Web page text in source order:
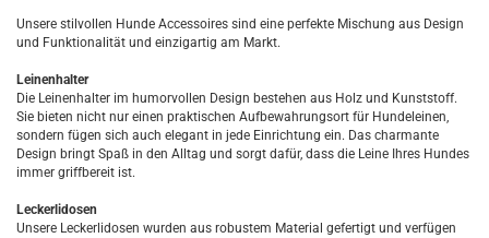
Unsere stilvollen Hunde Accessoires sind eine perfekte Mischung aus Design
und Funktionalität und einzigartig am Markt.
Leinenhalter
Die Leinenhalter im humorvollen Design bestehen aus Holz und Kunststoff.
Sie bieten nicht nur einen praktischen Aufbewahrungsort für Hundeleinen,
sondern fügen sich auch elegant in jede Einrichtung ein. Das charmante
Design bringt Spaß in den Alltag und sorgt dafür, dass die Leine Ihres Hundes
immer griffbereit ist.
Leckerlidosen
Unsere Leckerlidosen wurden aus robustem Material gefertigt und verfügen